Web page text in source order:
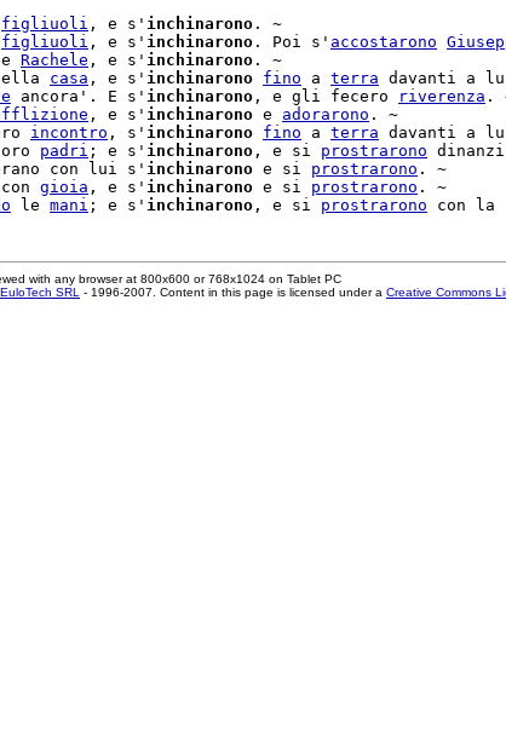
figliuoli , e s' inchinarono . ~
figliuoli , e s' inchinarono . Poi s' accostarono
e Rachele , e s' inchinarono . ~
casa , e s' inchinarono fino a terra davanti a
ancora'. E s' inchinarono , e gli fecero riverenza .
, e s' inchinarono e adorarono . ~
incontro , s' inchinarono fino a terra davanti a
padri ; e s' inchinarono , e si prostrarono dinanzi
con lui s'inchinarono e si prostrarono
con gioia , e s' inchinarono e si prostrarono . ~
le mani ; e s' inchinarono , e si prostrarono
with any browser at 800x600 or 768x1024 on Tablet PC
EuloTech SRL - 1996-2007. Content in this page is licensed under a Creative Commons